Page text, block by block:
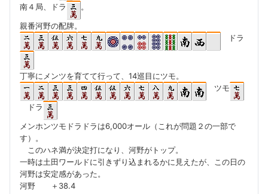
南４局、ドラ
。
親番河野の配牌。
ドラ
丁寧にメンツを育てて行って、14巡目にツモ。
ツモ
ドラ
メンホンツモドラドラは6,000オール（これが問題２の一部で
す）。
このハネ満が決定打になり、河野がトップ。
一時は土田ワールドに引きずり込まれるかに見えたが、この日の
河野は安定感があった。
河野 ＋38.4